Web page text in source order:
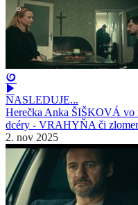
NASLEDUJE...
Herečka Anka ŠIŠKOVÁ vo
dcéry - VRAHYŇA či
2. nov 2025